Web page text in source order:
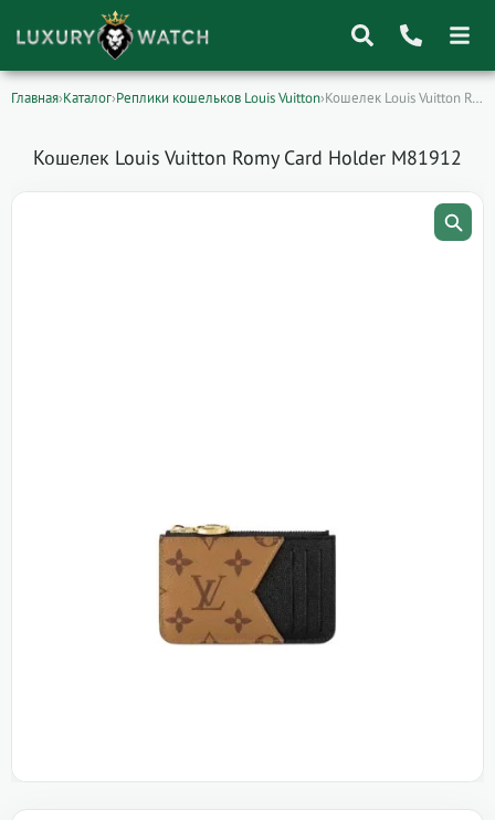
Главная›Каталог›Реплики кошельков Louis Vuitton› Кошелек Louis Vuitton Romy Card Holder M81912
Кошелек Louis Vuitton Romy Card Holder M81912